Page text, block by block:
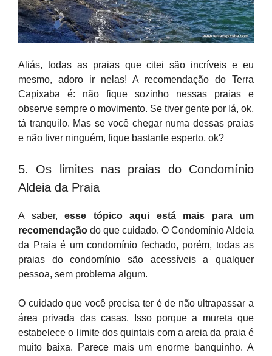
Aliás, todas as praias que citei são incríveis e eu
mesmo, adoro ir nelas! A recomendação do Terra
Capixaba é: não fique sozinho nessas praias e
observe sempre o movimento. Se tiver gente por lá, ok,
tá tranquilo. Mas se você chegar numa dessas praias
e não tiver ninguém, fique bastante esperto, ok?
5. Os limites nas praias do Condomínio
Aldeia da Praia
A saber, esse tópico aqui está mais para um
recomendação do que cuidado. O Condomínio Aldeia
da Praia é um condomínio fechado, porém, todas as
praias do condomínio são acessíveis a qualquer
pessoa, sem problema algum.
O cuidado que você precisa ter é de não ultrapassar a
área privada das casas. Isso porque a mureta que
estabelece o limite dos quintais com a areia da praia é
muito baixa. Parece mais um enorme banquinho. A